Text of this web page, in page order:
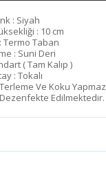
: Siyah
: 10 cm
Termo Taban
: Suni Deri
( Tam Kalıp )
: Tokalı
Ve Koku Yapmaz
Edilmektedir.